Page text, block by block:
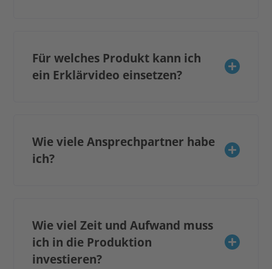
Für welches Produkt kann ich
ein Erklärvideo einsetzen?
Wie viele Ansprechpartner habe
ich?
Wie viel Zeit und Aufwand muss
ich in die Produktion
investieren?